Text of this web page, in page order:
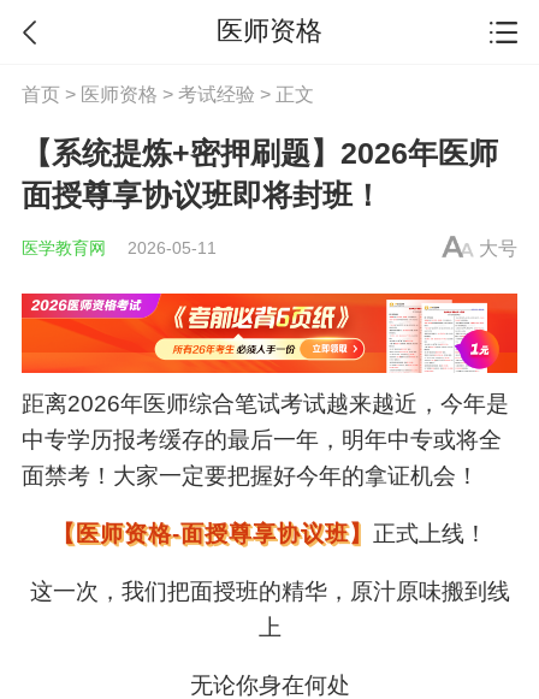
医师资格
首页> 医师资格 > 考试经验 > 正文
【系统提炼+密押刷题】2026年医师
面授尊享协议班即将封班！
医学教育网 2026-05-11 大号
距离2026年医师综合笔试考试越来越近，今年是
中专学历报考缓存的最后一年，明年中专或将全
面禁考！大家一定要把握好今年的拿证机会！
【医师资格-面授尊享协议班】 正式上线！
这一次，我们把面授班的精华，原汁原味搬到线
上
无论你身在何处